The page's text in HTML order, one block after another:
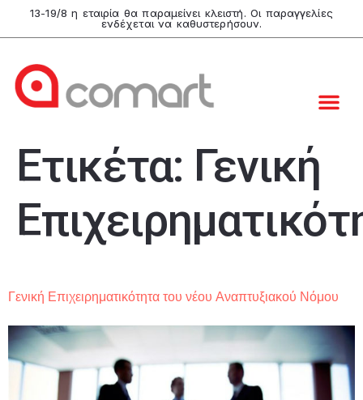
13-19/8 η εταιρία θα παραμείνει κλειστή. Οι παραγγελίες
ενδέχεται να καθυστερήσουν.
Ετικέτα: Γενική
Γενική Επιχειρηματικότητα του νέου Αναπτυξιακού Νόμου